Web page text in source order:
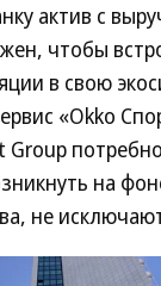
актив с
чтобы
в свою
«Okko
Group
на
не